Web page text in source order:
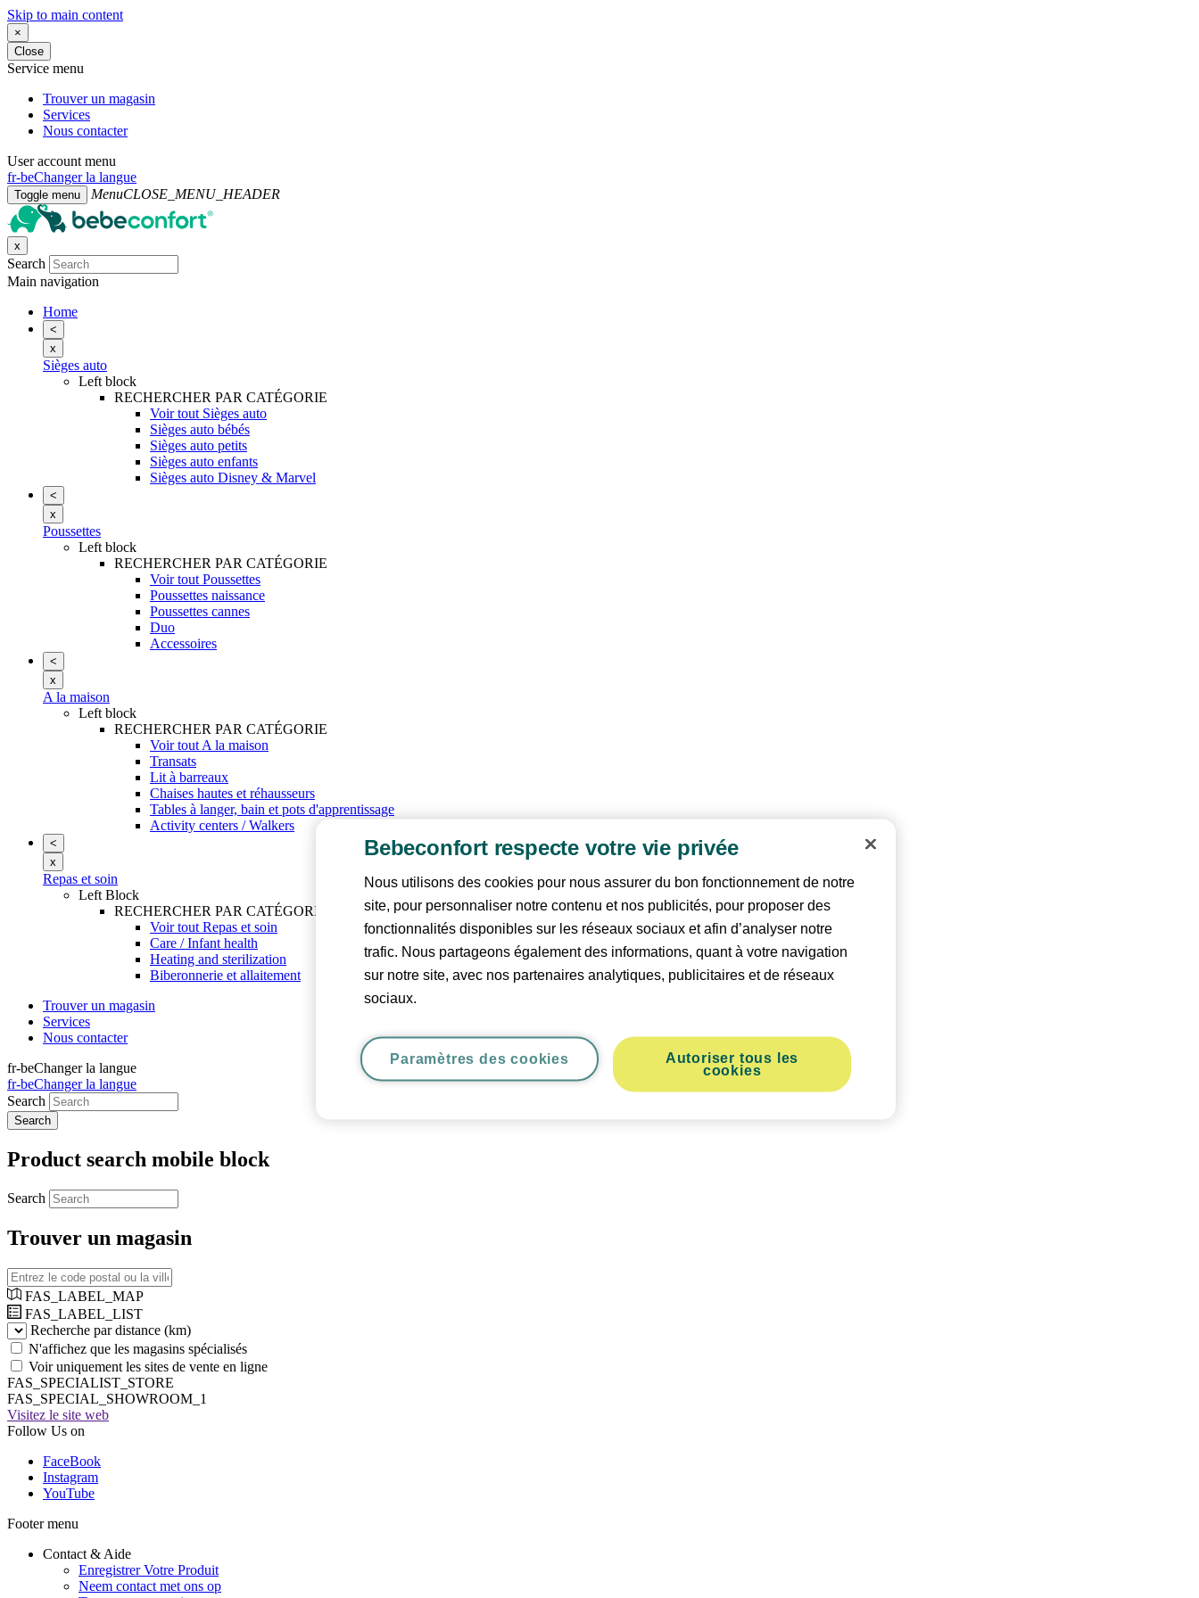
Skip to main content
×
Close
Service menu
Trouver un magasin
Services
Nous contacter
User account menu
fr-beChanger la langue
Toggle menu MenuCLOSE_MENU_HEADER
x
Search
Main navigation
Home
<
x
Sièges auto
Left block
RECHERCHER PAR CATÉGORIE
Voir tout Sièges auto
Sièges auto bébés
Sièges auto petits
Sièges auto enfants
Sièges auto Disney & Marvel
<
x
Poussettes
Left block
RECHERCHER PAR CATÉGORIE
Voir tout Poussettes
Poussettes naissance
Poussettes cannes
Duo
Accessoires
<
x
A la maison
Left block
RECHERCHER PAR CATÉGORIE
Voir tout A la maison
Transats
Lit à barreaux
Chaises hautes et réhausseurs
Tables à langer, bain et pots d'apprentissage
Activity centers / Walkers
<
x
Repas et soin
Left Block
RECHERCHER PAR CATÉGORIE
Voir tout Repas et soin
Care / Infant health
Heating and sterilization
Biberonnerie et allaitement
Trouver un magasin
Services
Nous contacter
fr-beChanger la langue
fr-beChanger la langue
Search
Product search mobile block
Search
Trouver un magasin
FAS_LABEL_MAP
FAS_LABEL_LIST
Recherche par distance (km)
N'affichez que les magasins spécialisés
Voir uniquement les sites de vente en ligne
FAS_SPECIALIST_STORE
FAS_SPECIAL_SHOWROOM_1
Visitez le site web
Follow Us on
FaceBook
Instagram
YouTube
Footer menu
Contact & Aide
Enregistrer Votre Produit
Neem contact met ons op
Bebeconfort respecte votre vie privée
Nous utilisons des cookies pour nous assurer du bon fonctionnement de notre
site, pour personnaliser notre contenu et nos publicités, pour proposer des
fonctionnalités disponibles sur les réseaux sociaux et afin d’analyser notre
trafic. Nous partageons également des informations, quant à votre navigation
sur notre site, avec nos partenaires analytiques, publicitaires et de réseaux
sociaux.
Autoriser tous les
cookies
Paramètres des cookies